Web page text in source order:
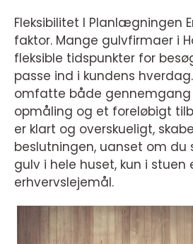
Fleksibilitet I Planlægningen
faktor. Mange gulvfirmaer i
fleksible tidspunkter for
passe ind i kundens
omfatte både
opmåling og et foreløbigt
er klart og overskueligt,
beslutningen, uanset om du
gulv i hele huset, kun i stuen
erhvervslejemål.